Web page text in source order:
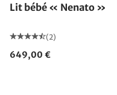
Lit bébé « Nenato »
(2)
649,00 €